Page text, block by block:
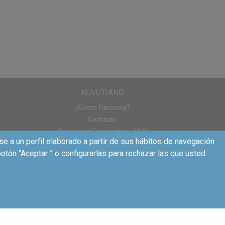
KUVUTIANO
¿Cómo funciona?
Contacto
Preguntas Frecuentes - FAQ
a un perfil elaborado a partir de sus hábitos de navegación
“Aceptar ” o configurarlas para rechazar las que usted